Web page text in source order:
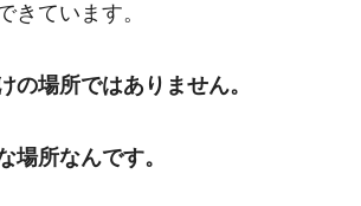
きています。
の場所ではありません。
場所なんです。